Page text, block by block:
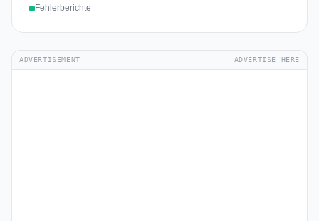
Fehlerberichte
ADVERTISEMENT ADVERTISE HERE